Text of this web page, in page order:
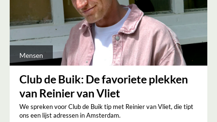
Mensen
Club de Buik: De favoriete plekken
van Reinier van Vliet
We spreken voor Club de Buik tip met Reinier van Vliet, die tipt
ons een lijst adressen in Amsterdam.